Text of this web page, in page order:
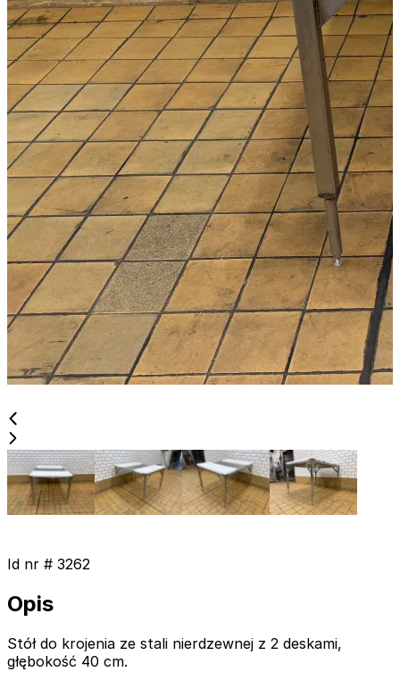
Id nr # 3262
Opis
Stół do krojenia ze stali nierdzewnej z 2 deskami,
głębokość 40 cm.